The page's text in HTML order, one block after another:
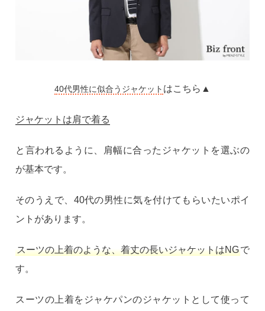
40代男性に似合うジャケット はこちら▲
ジャケットは肩で着る
と言われるように、肩幅に合ったジャケットを選ぶの
が基本です。
そのうえで、40代の男性に気を付けてもらいたいポイ
ントがあります。
スーツの上着のような、着丈の長いジャケットはNGで
す。
スーツの上着をジャケパンのジャケットとして使って